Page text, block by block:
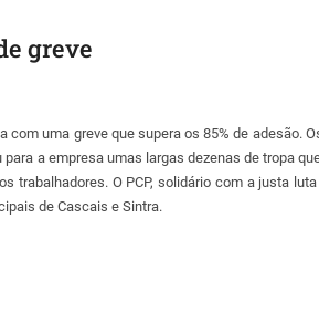
greve
uma greve que supera os 85% de adesão.
a empresa umas largas dezenas de tropa
trabalhadores. O PCP, solidário com a justa
de Cascais e Sintra.